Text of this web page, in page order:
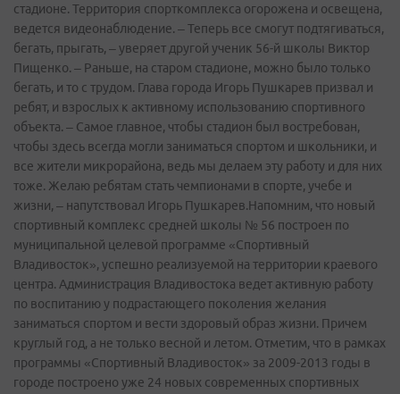
стадионе. Территория спорткомплекса огорожена и освещена,
ведется видеонаблюдение. – Теперь все смогут подтягиваться,
бегать, прыгать, – уверяет другой ученик 56-й школы Виктор
Пищенко. – Раньше, на старом стадионе, можно было только
бегать, и то с трудом. Глава города Игорь Пушкарев призвал и
ребят, и взрослых к активному использованию спортивного
объекта. – Самое главное, чтобы стадион был востребован,
чтобы здесь всегда могли заниматься спортом и школьники, и
все жители микрорайона, ведь мы делаем эту работу и для них
тоже. Желаю ребятам стать чемпионами в спорте, учебе и
жизни, – напутствовал Игорь Пушкарев.Напомним, что новый
спортивный комплекс средней школы № 56 построен по
муниципальной целевой программе «Спортивный
Владивосток», успешно реализуемой на территории краевого
центра. Администрация Владивостока ведет активную работу
по воспитанию у подрастающего поколения желания
заниматься спортом и вести здоровый образ жизни. Причем
круглый год, а не только весной и летом. Отметим, что в рамках
программы «Спортивный Владивосток» за 2009-2013 годы в
городе построено уже 24 новых современных спортивных